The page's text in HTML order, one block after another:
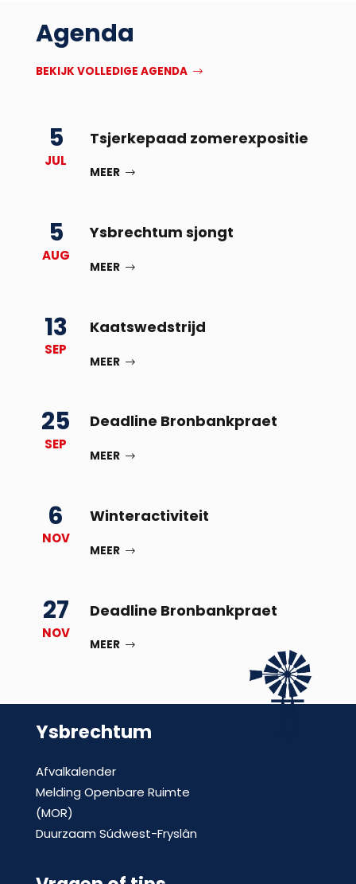
Agenda
BEKIJK VOLLEDIGE AGENDA
5
JUL
Tsjerkepaad zomerexpositie
MEER
5
AUG
Ysbrechtum sjongt
MEER
13
SEP
Kaatswedstrijd
MEER
25
SEP
Deadline Bronbankpraet
MEER
6
NOV
Winteractiviteit
MEER
27
NOV
Deadline Bronbankpraet
MEER
Ysbrechtum
Afvalkalender
Melding Openbare Ruimte
(MOR)
Duurzaam Súdwest-Fryslân